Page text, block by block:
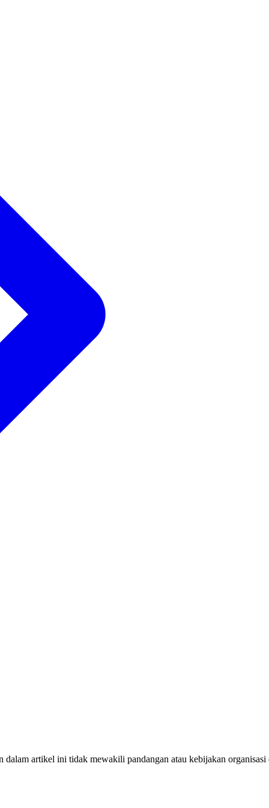
artikel ini tidak mewakili pandangan atau kebijakan organisasi